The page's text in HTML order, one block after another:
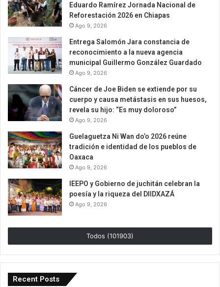
Eduardo Ramírez Jornada Nacional de
Reforestación 2026 en Chiapas
Ago 9, 2026
Entrega Salomón Jara constancia de
reconocimiento a la nueva agencia
municipal Guillermo González Guardado
Ago 9, 2026
Cáncer de Joe Biden se extiende por su
cuerpo y causa metástasis en sus huesos,
revela su hijo: “Es muy doloroso”
Ago 9, 2026
Guelaguetza Ni Wan do’o 2026 reúne
tradición e identidad de los pueblos de
Oaxaca
Ago 9, 2026
IEEPO y Gobierno de juchitán celebran la
poesía y la riqueza del DIIDXAZÁ
Ago 9, 2026
Todos (101903)
Recent Posts